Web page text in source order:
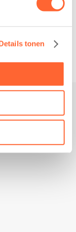
tonen
Wiarda in